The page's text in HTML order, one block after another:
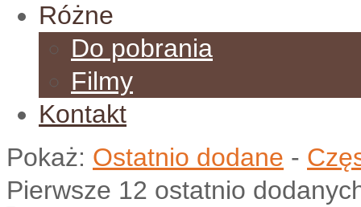
Różne
Do pobrania
Filmy
Kontakt
Pokaż: Ostatnio dodane -
Pierwsze 12 ostatnio